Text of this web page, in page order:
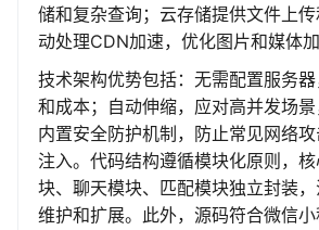
储和复杂查询；云存储提供文件上
动处理CDN加速，优化图片和媒体加
技术架构优势包括：无需配置服务
和成本；自动伸缩，应对高并发场景
内置安全防护机制，防止常见网络
注入。代码结构遵循模块化原则，
块、聊天模块、匹配模块独立封装
维护和扩展。此外，源码符合微信小